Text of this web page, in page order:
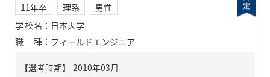
11年卒 理系
男性
学校名 ： 日本大学
職種 ： フィールドエンジニア